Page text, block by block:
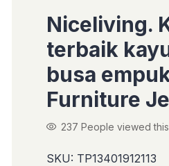
Niceliving.
terbaik
busa
Furniture
237 People viewed
SKU: TP13401912113